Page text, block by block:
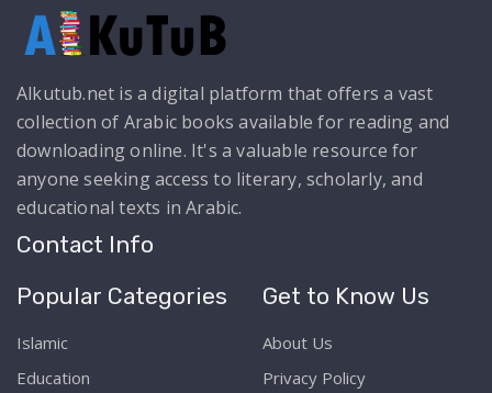
Alkutub.net is a digital platform that offers a vast
collection of Arabic books available for reading and
downloading online. It's a valuable resource for
anyone seeking access to literary, scholarly, and
educational texts in Arabic.
Contact Info
Popular Categories
Islamic
Education
Get to Know Us
About Us
Privacy Policy